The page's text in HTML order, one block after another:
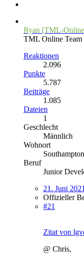
Ryan [TML-
TML Online Team
Reaktionen
2.096
Punkte
5.787
Beiträge
1.085
Dateien
1
Geschlecht
Männlich
Wohnort
Beruf
Junior
21. Juni 2021
Offizieller
#21
Zitat von
@ Chris,